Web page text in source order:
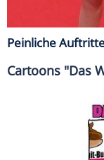
Peinliche
Cartoons "Das